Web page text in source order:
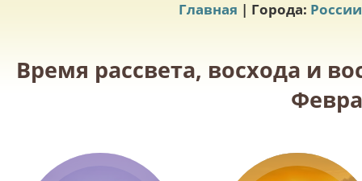
Главная | Города: России
Время рассвета, восхода и